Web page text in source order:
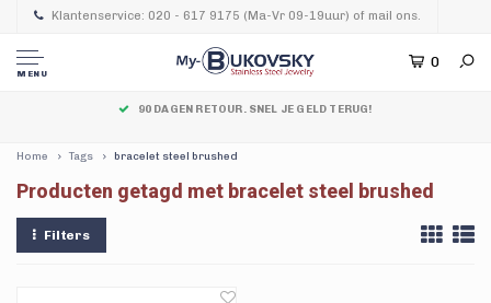
Klantenservice: 020 - 617 9175 (Ma-Vr 09-19uur) of mail ons.
MENU
0
90 DAGEN RETOUR. SNEL JE GELD TERUG!
Home Tags bracelet steel brushed
Producten getagd met bracelet steel brushed
Filters